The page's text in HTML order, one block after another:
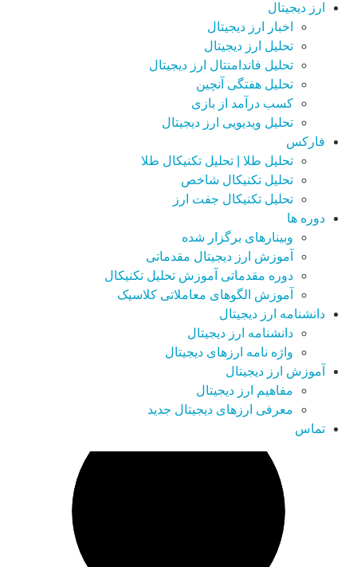
ارز دیجیتال
اخبار ارز دیجیتال
تحلیل ارز دیجیتال
تحلیل فاندامنتال ارز دیجیتال
تحلیل هفتگی آنچین
کسب درآمد از بازی
تحلیل ویدیویی ارز دیجیتال
فارکس
تحلیل طلا | تحلیل تکنیکال طلا
تحلیل تکنیکال شاخص
تحلیل تکنیکال جفت ارز
دوره ها
وبینارهای برگزار شده
آموزش ارز دیجیتال مقدماتی
دوره مقدماتی آموزش تحلیل تکنیکال
آموزش الگوهای معاملاتی کلاسیک
دانشنامه ارز دیجیتال
دانشنامه ارز دیجیتال
واژه نامه ارزهای دیجیتال
آموزش ارز دیجیتال
مفاهیم ارز دیجیتال
معرفی ارزهای دیجیتال جدید
تماس